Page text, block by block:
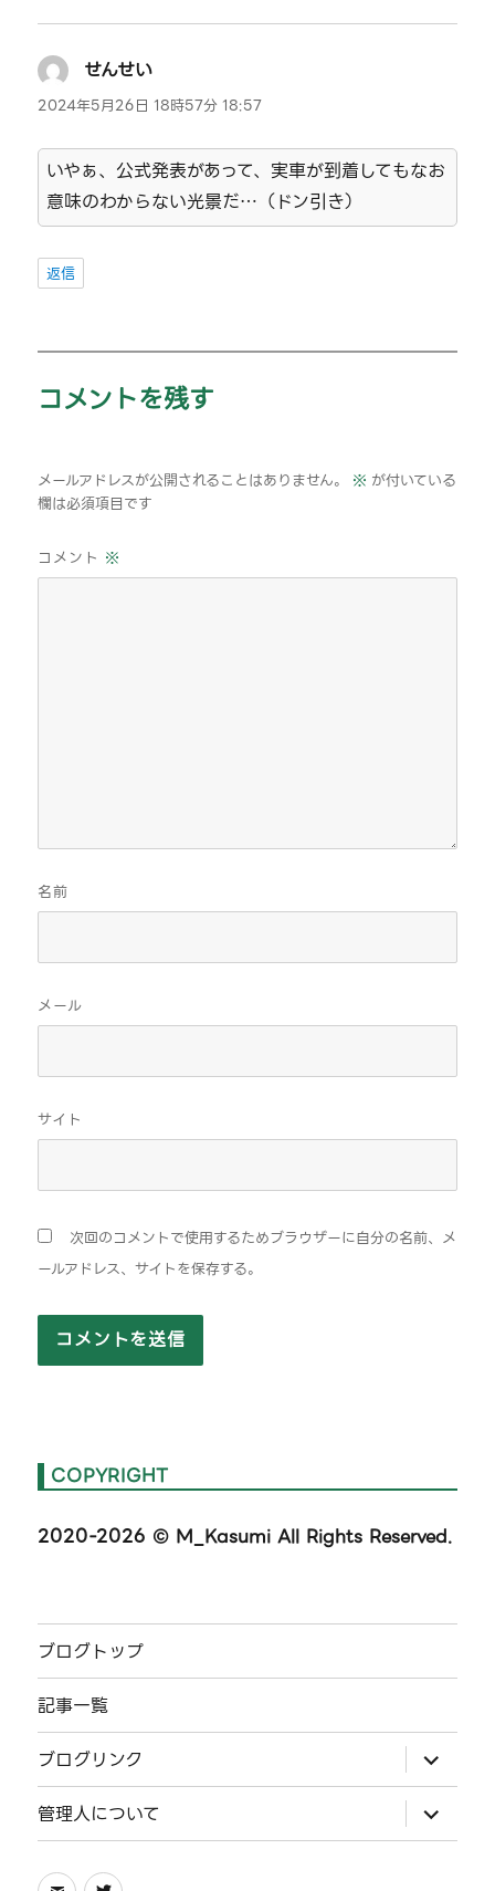
せんせい
り:
2024年5月26日 18時57分 18:57
いやぁ、公式発表があって、実車が到着してもなお
意味のわからない光景だ…（ドン引き）
返信
コメントを残す
メールアドレスが公開されることはありません。 ※ が付いている
欄は必須項目です
コメント ※
名前
メール
サイト
次回のコメントで使用するためブラウザーに自分の名前、メ
ールアドレス、サイトを保存する。
COPYRIGHT
2020-2026 © M_Kasumi All Rights Reserved.
ブログトップ
記事一覧
ブログリンク
サ
ブ
メ
ニ
ュ
ー
管理人について サ
ブ
メ